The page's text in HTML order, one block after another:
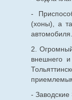
-
(хоны), а
автомобиля.
2.
внешнего и
- Заводские